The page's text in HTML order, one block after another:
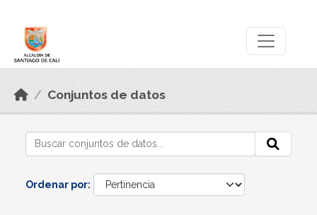
Conjuntos de datos
Ordenar por